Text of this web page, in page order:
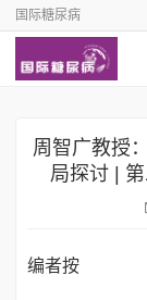
国际糖尿病
周智广教授
局探讨 |
编者按